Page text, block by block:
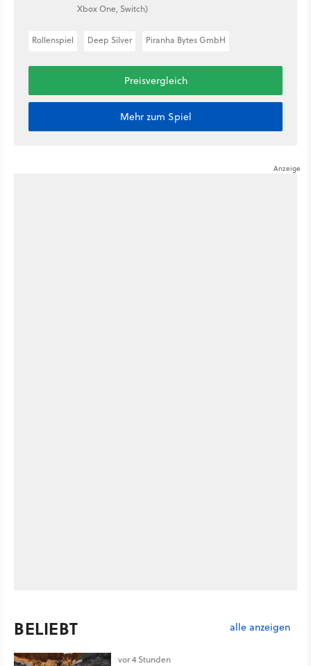
Xbox One, Switch)
Rollenspiel Deep Silver Piranha Bytes GmbH
Preisvergleich
Mehr zum Spiel
BELIEBT alle anzeigen
vor 4 Stunden